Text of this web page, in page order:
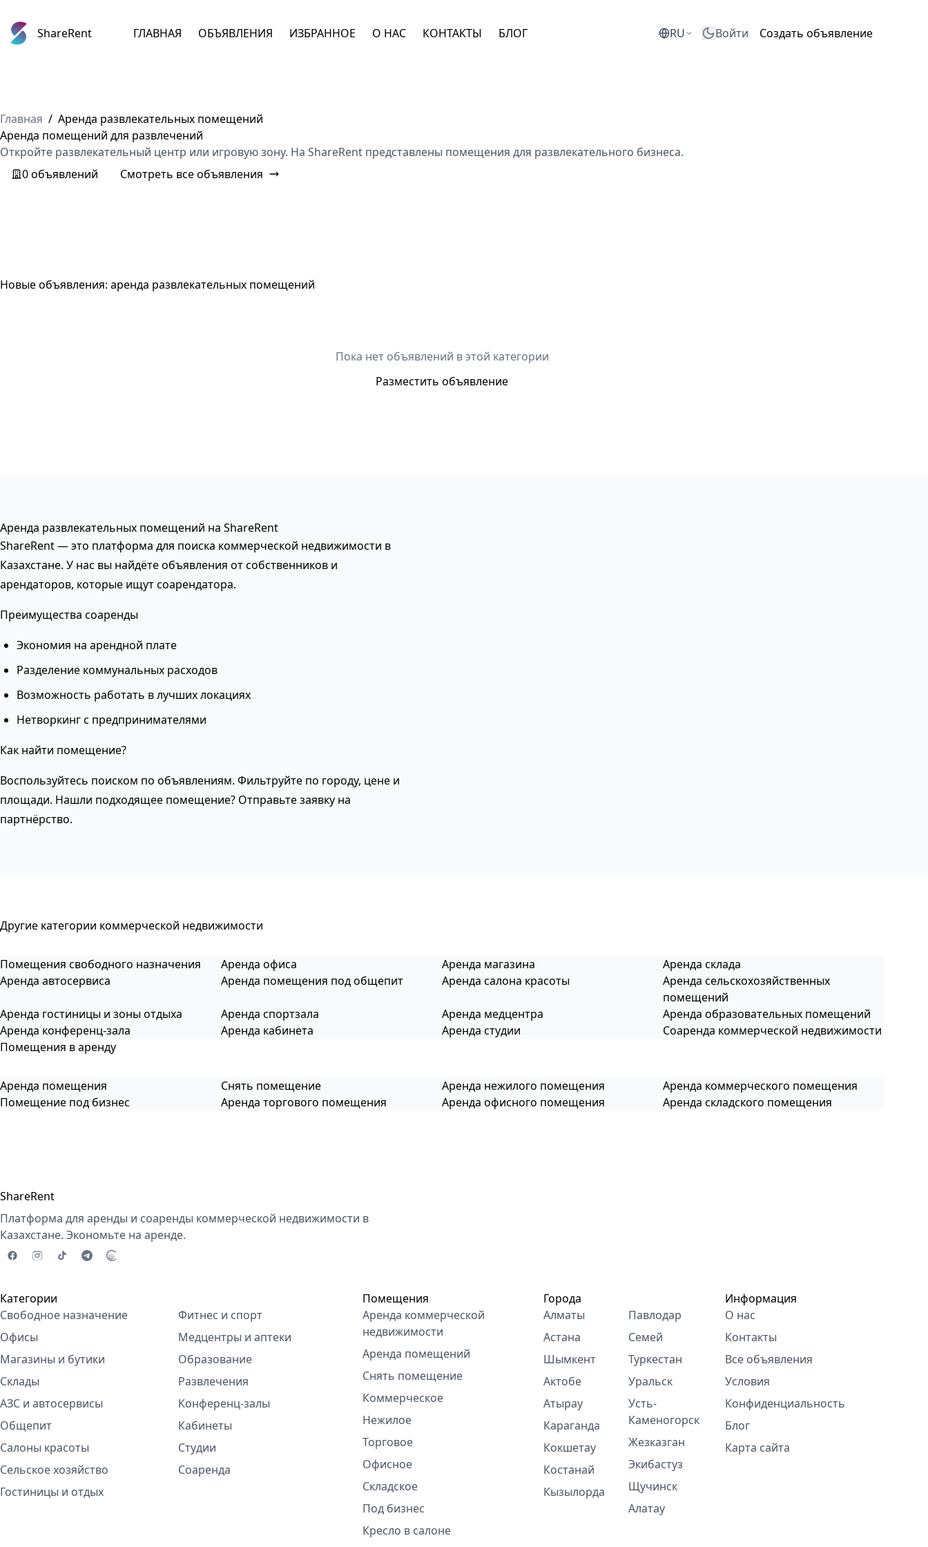
ShareRent ГЛАВНАЯ ОБЪЯВЛЕНИЯ ИЗБРАННОЕ О НАС КОНТАКТЫ БЛОГ RU Войти Создать объявление
Главная / Аренда развлекательных помещений
Аренда помещений для развлечений
Откройте развлекательный центр или игровую зону. На ShareRent представлены помещения для развлекательного бизнеса.
0 объявлений
Смотреть все объявления
Новые объявления: аренда развлекательных помещений
Пока нет объявлений в этой категории
Разместить объявление
Аренда развлекательных помещений на ShareRent
ShareRent — это платформа для поиска коммерческой недвижимости в
Казахстане. У нас вы найдёте объявления от собственников и
арендаторов, которые ищут соарендатора.
Преимущества соаренды
Экономия на арендной плате
Разделение коммунальных расходов
Возможность работать в лучших локациях
Нетворкинг с предпринимателями
Как найти помещение?
Воспользуйтесь поиском по объявлениям. Фильтруйте по городу, цене и
площади. Нашли подходящее помещение? Отправьте заявку на
партнёрство.
Другие категории коммерческой недвижимости
Помещения свободного назначения Аренда офиса Аренда магазина
Аренда склада
Аренда автосервиса
Аренда помещения под общепит Аренда салона красоты
Аренда сельскохозяйственных
помещений
Аренда гостиницы и зоны отдыха
Аренда спортзала Аренда медцентра
Аренда образовательных помещений
Аренда конференц-зала
Аренда кабинета Аренда студии
Соаренда коммерческой недвижимости
Помещения в аренду
Аренда помещения Снять помещение Аренда нежилого помещения
Аренда коммерческого помещения
Помещение под бизнес
Аренда торгового помещения Аренда офисного помещения Аренда складского помещения
ShareRent
Платформа для аренды и соаренды коммерческой недвижимости в
Казахстане. Экономьте на аренде.
Категории
Свободное назначение
Офисы
Магазины и бутики
Склады
АЗС и автосервисы
Общепит
Салоны красоты
Сельское хозяйство
Гостиницы и отдых
Фитнес и спорт
Медцентры и аптеки
Образование
Развлечения
Конференц-залы
Кабинеты
Студии
Соаренда
Помещения
Аренда коммерческой
недвижимости
Аренда помещений
Снять помещение
Коммерческое
Нежилое
Торговое
Офисное
Складское
Под бизнес
Кресло в салоне
Города
Алматы
Астана
Шымкент
Актобе
Атырау
Караганда
Кокшетау
Костанай
Кызылорда
Павлодар
Семей
Туркестан
Уральск
Усть-
Каменогорск
Жезказган
Экибастуз
Щучинск
Алатау
Информация
О нас
Контакты
Все объявления
Условия
Конфиденциальность
Блог
Карта сайта